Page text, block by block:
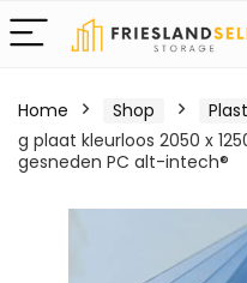
Home Shop
g plaat kleurloos 2050 x
gesneden PC alt-intech®